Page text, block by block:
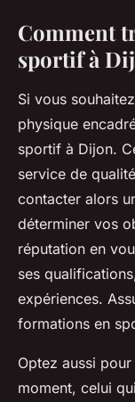
Comment
sportif à
Si vous
physique
sportif à Dijon.
service de
contacter alors
déterminer vos
réputation en
ses
expériences.
formations en
Optez aussi
moment, celui